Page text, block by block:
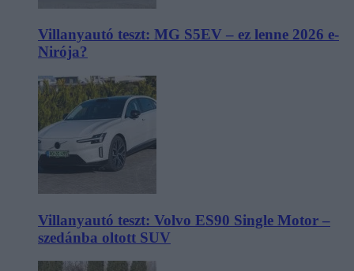
Villanyautó teszt: MG S5EV – ez lenne 2026 e-
Nirója?
Villanyautó teszt: Volvo ES90 Single Motor –
szedánba oltott SUV